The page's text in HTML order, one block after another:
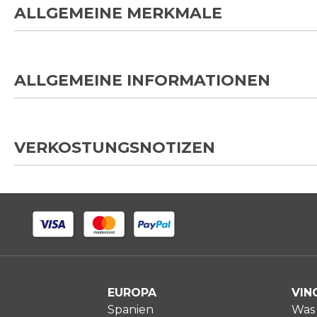
ALLGEMEINE MERKMALE
ALLGEMEINE INFORMATIONEN
VERKOSTUNGSNOTIZEN
EUROPA
Spanien